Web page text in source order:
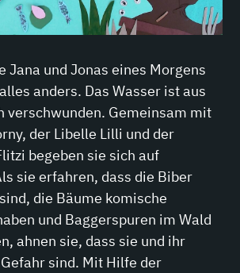
Jana und Jonas eines Morgens
anders. Das Wasser ist aus
verschwunden. Gemeinsam mit
der Libelle Lilli und der
begeben sie sich auf
sie erfahren, dass die Biber
die Bäume komische
und Baggerspuren im Wald
ahnen sie, dass sie und ihr
sind. Mit Hilfe der